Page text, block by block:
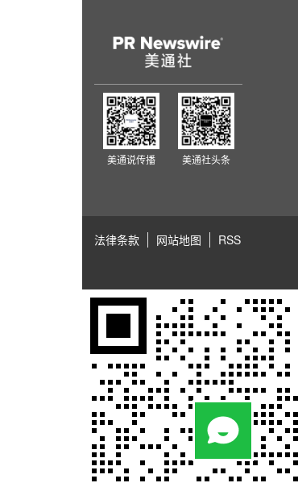
美通说传播 美通社头条
法律条款 网站地图 RSS